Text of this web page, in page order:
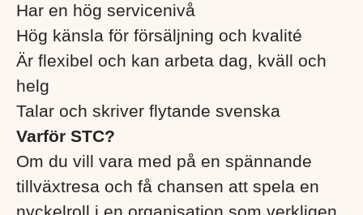
Har en hög servicenivå
Hög känsla för försäljning och kvalité
Är flexibel och kan arbeta dag, kväll och
helg
Talar och skriver flytande svenska
Varför STC?
Om du vill vara med på en spännande
tillväxtresa och få chansen att spela en